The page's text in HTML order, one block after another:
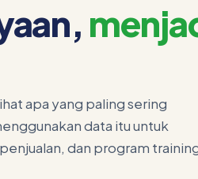
apa yang paling sering
data itu untuk
dan program